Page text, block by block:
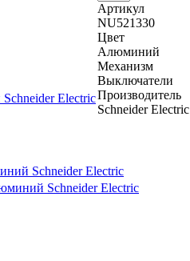
Артикул
NU521330
Цвет
Алюминий
Механизм
Выключатели
Производитель
Schneider Electric
Schneider Electric